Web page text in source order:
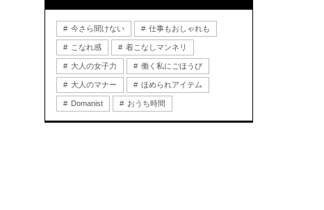
今さら聞けない 仕事もおしゃれも
こなれ感 着こなしマンネリ
大人の女子力 働く私にごほうび
大人のマナー ほめられアイテム
Domanist おうち時間